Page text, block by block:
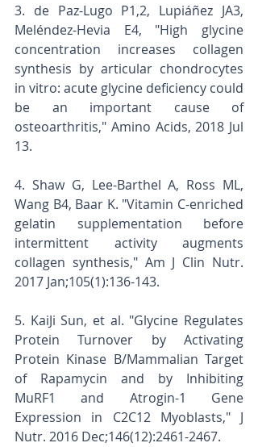
3. de Paz-Lugo P1,2, Lupiáñez JA3,
Meléndez-Hevia E4, "High glycine
concentration increases collagen
synthesis by articular chondrocytes
in vitro: acute glycine deficiency could
be an important cause of
osteoarthritis," Amino Acids, 2018 Jul
13.
4. Shaw G, Lee-Barthel A, Ross ML,
Wang B4, Baar K. "Vitamin C-enriched
gelatin supplementation before
intermittent activity augments
collagen synthesis," Am J Clin Nutr.
2017 Jan;105(1):136-143.
5. KaiJi Sun, et al. "Glycine Regulates
Protein Turnover by Activating
Protein Kinase B/Mammalian Target
of Rapamycin and by Inhibiting
MuRF1 and Atrogin-1 Gene
Expression in C2C12 Myoblasts," J
Nutr. 2016 Dec;146(12):2461-2467.